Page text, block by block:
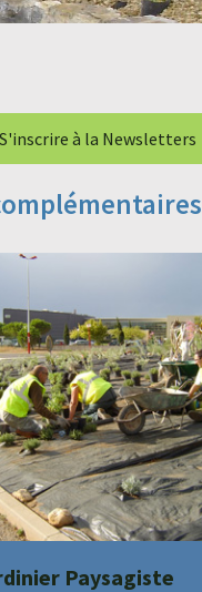
à la Newsletters
Paysagiste